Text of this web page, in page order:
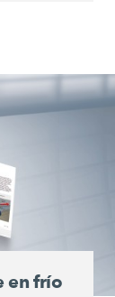
en frío